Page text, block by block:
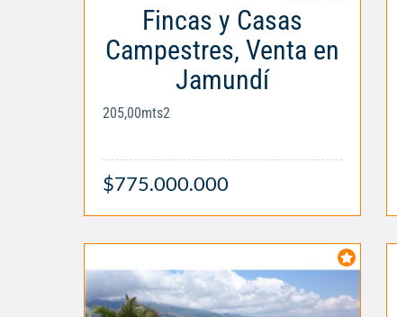
Fincas y Casas
Campestres, Venta en
Jamundí
205,00mts2
$775.000.000